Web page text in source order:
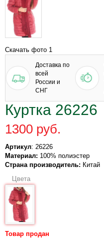
Скачать фото 1
Доставка по
всей
России и
СНГ
Куртка 26226
1300 руб.
Артикул: 26226
Материал: 100% полиэстер
Страна производитель: Китай
Цвета
Товар продан